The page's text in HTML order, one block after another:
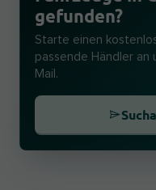
gefunden?
Starte einen
passende Händler an
Mail.